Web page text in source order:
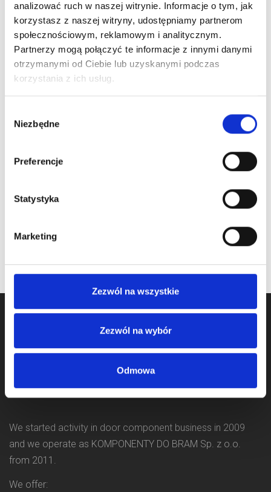
analizować ruch w naszej witrynie. Informacje o tym, jak
korzystasz z naszej witryny, udostępniamy partnerom
społecznościowym, reklamowym i analitycznym.
Partnerzy mogą połączyć te informacje z innymi danymi
otrzymanymi od Ciebie lub uzyskanymi podczas
korzystania z ich usług.
zgody
Niezbędne
Preferencje
Statystyka
Marketing
Zezwól na wszystkie
Zezwól na wybór
Odmowa
ARTICLE:14027
Self drilling screw
10.50 € / 100
Self tapping
hexagonal head M10
flanged screw
Price inc. VAT
pieces
We started activity in door component business in 2009
and we operate as KOMPONENTY DO BRAM Sp. z o.o.
from 2011.
We offer: